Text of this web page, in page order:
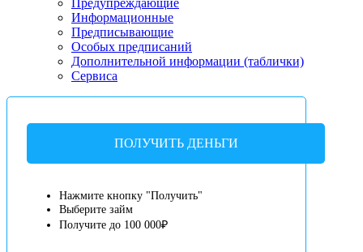
Предупреждающие
Информационные
Предписывающие
Особых предписаний
Дополнительной информации (таблички)
Сервиса
ПОЛУЧИТЬ ДЕНЬГИ
Нажмите кнопку "Получить"
Выберите займ
Получите до 100 000₽